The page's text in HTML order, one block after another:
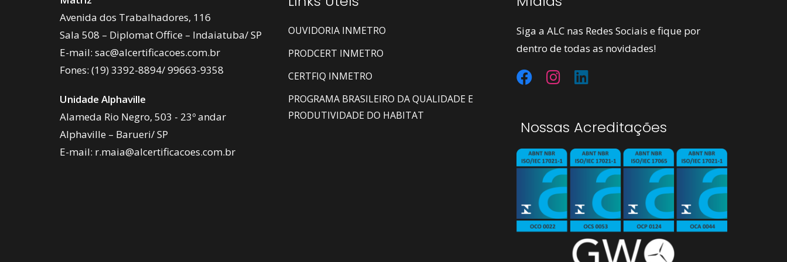
Avenida dos Trabalhadores, 116
Sala 508 – Diplomat Office – Indaiatuba/ SP
E-mail: sac@alcertificacoes.com.br
Fones: (19) 3392-8894/99663-9358
Unidade Alphaville
Alameda Rio Negro, 503 - 23º andar
Alphaville – Barueri/ SP
E-mail: r.maia@alcertificacoes.com.br
OUVIDORIA INMETRO
PRODCERT INMETRO
CERTFIQ INMETRO
PROGRAMA BRASILEIRO DA QUALIDADE E
PRODUTIVIDADE DO HABITAT
Siga a ALC nas Redes Sociais e fique por
dentro de todas as novidades!
Nossas Acreditações